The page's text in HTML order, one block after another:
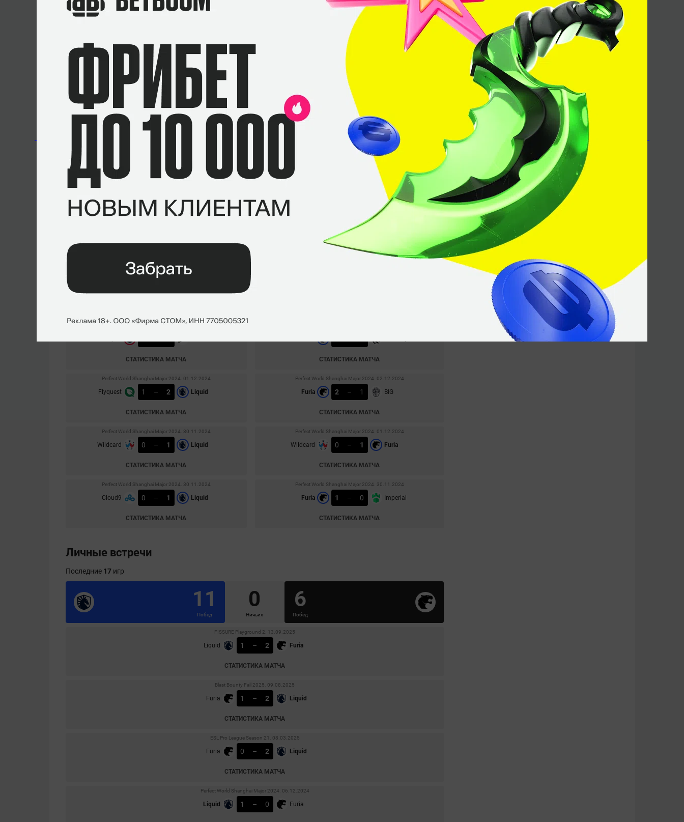
Furia
Ultimate 17 4 4
Составы
Севейдж
Рассел «Twistzz» Ван Далкен
Кит
«Fallen»
Юри «Yuurih» Сантос
Цеспедес
Perfect World Shanghai Major 2024. 05.12.2024
Perfect World Shanghai Major 2024. 05.12.2024
СТАТИСТИКА МАТЧА
Perfect World Shanghai Major 2024. 01.12.2024
Flyquest 1 – 2 Liquid
СТАТИСТИКА МАТЧА
Perfect World Shanghai Major 2024. 30.11.2024
Wildcard 0 – 1 Liquid
СТАТИСТИКА МАТЧА
Perfect World Shanghai Major 2024. 30.11.2024
Cloud9 0 – 1 Liquid
СТАТИСТИКА МАТЧА
СТАТИСТИКА МАТЧА
Perfect World Shanghai Major 2024. 02.12.2024
Furia 2 – 1 BIG
СТАТИСТИКА МАТЧА
Perfect World Shanghai Major 2024. 01.12.2024
Wildcard 0 – 1 Furia
СТАТИСТИКА МАТЧА
Perfect World Shanghai Major 2024. 30.11.2024
Furia 1 – 0 Imperial
СТАТИСТИКА МАТЧА
Личные встречи
Последние 17игр
11
Побед
0
Ничьих
6
Побед
FISSURE Playground 2. 13.09.2025
Liquid 1 – 2 Furia
СТАТИСТИКА МАТЧА
Blast Bounty Fall 2025. 09.08.2025
Furia 1 – 2 Liquid
СТАТИСТИКА МАТЧА
ESL Pro League Season 21. 08.03.2025
Furia 0 – 2 Liquid
СТАТИСТИКА МАТЧА
Perfect World Shanghai Major 2024. 06.12.2024
Liquid 1 – 0 Furia